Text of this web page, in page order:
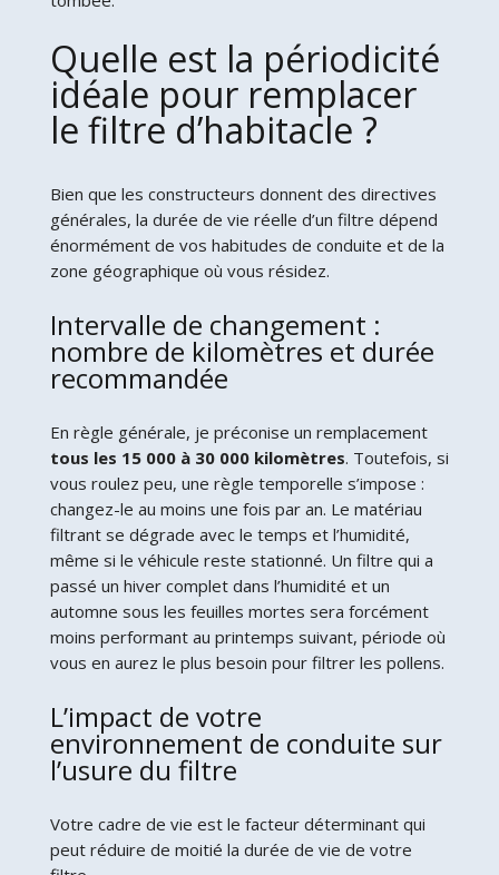
Quelle est la périodicité
idéale pour remplacer
le filtre d’habitacle ?
Bien que les constructeurs donnent des directives
générales, la durée de vie réelle d’un filtre dépend
énormément de vos habitudes de conduite et de la
zone géographique où vous résidez.
Intervalle de changement :
nombre de kilomètres et durée
recommandée
En règle générale, je préconise un remplacement
tous les 15 000 à 30 000 kilomètres. Toutefois, si
vous roulez peu, une règle temporelle s’impose :
changez-le au moins une fois par an. Le matériau
filtrant se dégrade avec le temps et l’humidité,
même si le véhicule reste stationné. Un filtre qui a
passé un hiver complet dans l’humidité et un
automne sous les feuilles mortes sera forcément
moins performant au printemps suivant, période où
vous en aurez le plus besoin pour filtrer les pollens.
L’impact de votre
environnement de conduite sur
l’usure du filtre
Votre cadre de vie est le facteur déterminant qui
peut réduire de moitié la durée de vie de votre